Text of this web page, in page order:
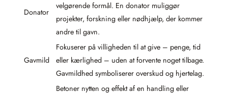
Donator
velgørende formål. En donator muliggør
projekter, forskning eller nødhjælp, der kommer
andre til gavn.
Gavmild
Fokuserer på villigheden til at give – penge, tid
eller kærlighed – uden at forvente noget tilbage.
Gavmildhed symboliserer overskud og hjertelag.
Betoner nytten og effekt af en handling eller